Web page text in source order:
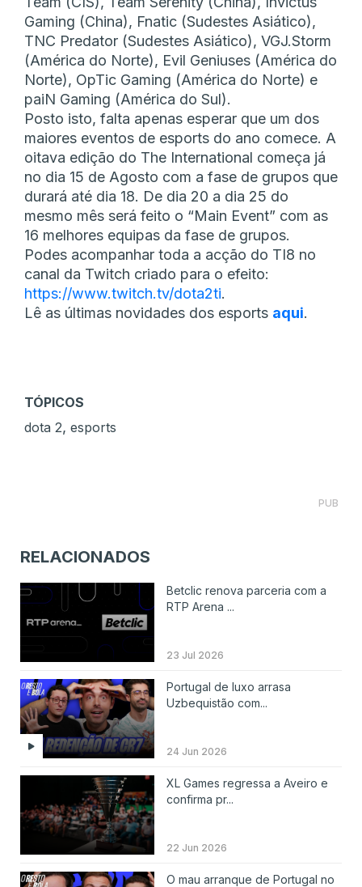
Gaming (China), Fnatic (Sudestes Asiático),
TNC Predator (Sudestes Asiático), VGJ.Storm
(América do Norte), Evil Geniuses (América do
Norte), OpTic Gaming (América do Norte) e
paiN Gaming (América do Sul).
Posto isto, falta apenas esperar que um dos
maiores eventos de esports do ano comece. A
oitava edição do The International começa já
no dia 15 de Agosto com a fase de grupos que
durará até dia 18. De dia 20 a dia 25 do
mesmo mês será feito o “Main Event” com as
16 melhores equipas da fase de grupos.
Podes acompanhar toda a acção do TI8 no
canal da Twitch criado para o efeito:
https://www.twitch.tv/dota2ti.
Lê as últimas novidades dos esports aqui.
TÓPICOS
dota 2, esports
PUB
RELACIONADOS
Betclic renova parceria com a
RTP Arena ...
23 Jul 2026
Portugal de luxo arrasa
Uzbequistão com...
24 Jun 2026
XL Games regressa a Aveiro e
confirma pr...
22 Jun 2026
O mau arranque de Portugal no